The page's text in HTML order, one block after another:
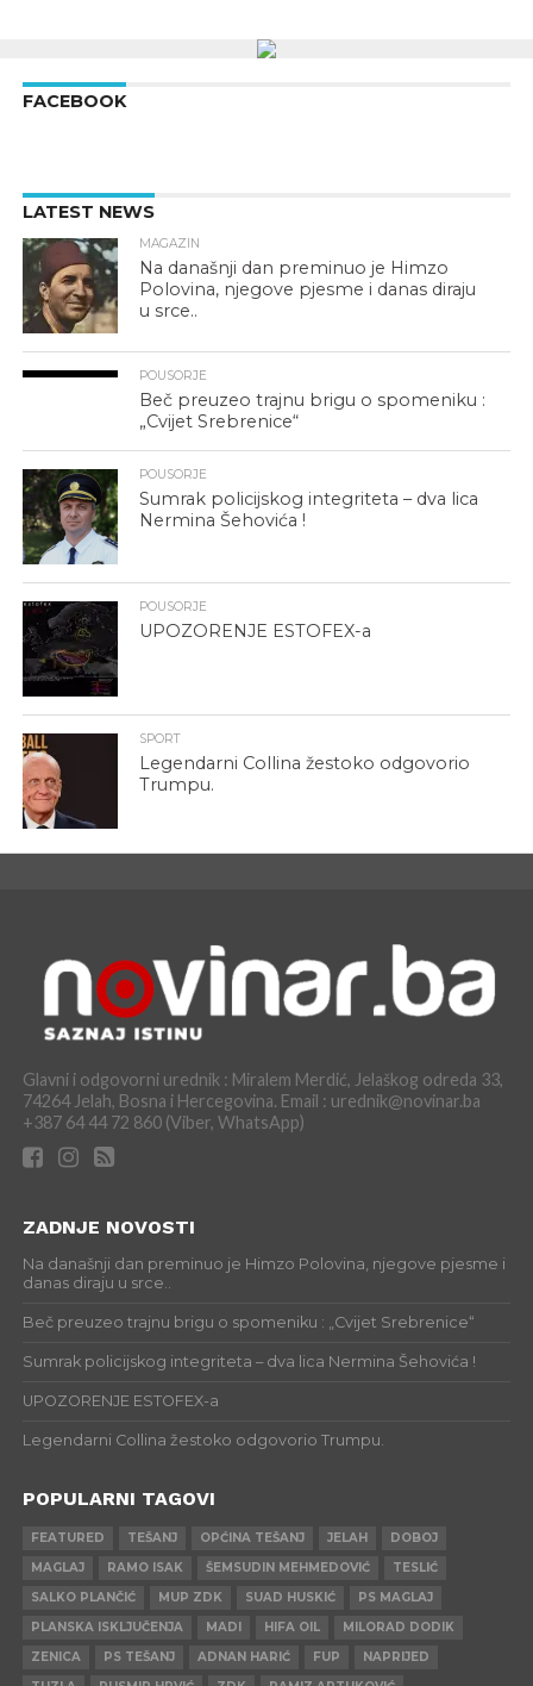
FACEBOOK
LATEST NEWS
MAGAZIN
Na današnji dan preminuo je Himzo
Polovina, njegove pjesme i danas diraju
u srce..
POUSORJE
Beč preuzeo trajnu brigu o spomeniku :
„Cvijet Srebrenice“
POUSORJE
Sumrak policijskog integriteta – dva lica
Nermina Šehovića !
POUSORJE
UPOZORENJE ESTOFEX-a
SPORT
Legendarni Collina žestoko odgovorio
Trumpu.
Glavni i odgovorni urednik : Miralem Merdić, Jelaškog odreda 33,
74264 Jelah, Bosna i Hercegovina. Email : urednik@novinar.ba
+387 64 44 72 860 (Viber, WhatsApp)
ZADNJE NOVOSTI
Na današnji dan preminuo je Himzo Polovina, njegove pjesme i
danas diraju u srce..
Beč preuzeo trajnu brigu o spomeniku : „Cvijet Srebrenice“
Sumrak policijskog integriteta – dva lica Nermina Šehovića !
UPOZORENJE ESTOFEX-a
Legendarni Collina žestoko odgovorio Trumpu.
POPULARNI TAGOVI
FEATURED TEŠANJ OPĆINA TEŠANJ JELAH
DOBOJ
MAGLAJ
RAMO ISAK ŠEMSUDIN MEHMEDOVIĆ
TESLIĆ
SALKO PLANČIĆ
MUP ZDK SUAD HUSKIĆ
PS MAGLAJ
PLANSKA ISKLJUČENJA
MADI HIFA OIL
MILORAD DODIK
ZENICA
PS TEŠANJ ADNAN HARIĆ FUP
NAPRIJED